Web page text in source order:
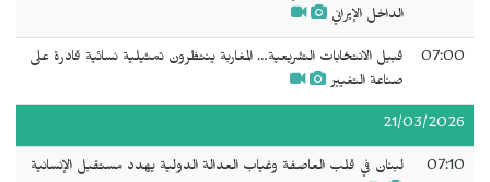
الداخل الإيراني
07:00
قبيل الانتخابات التشريعية… المغاربة ينتظرون تمثيلية نسائية قادرة على
صناعة التغيير
21/03/2026
07:10 لبنان في قلب العاصفة وغياب العدالة الدولية يهدد مستقبل الإنسانية